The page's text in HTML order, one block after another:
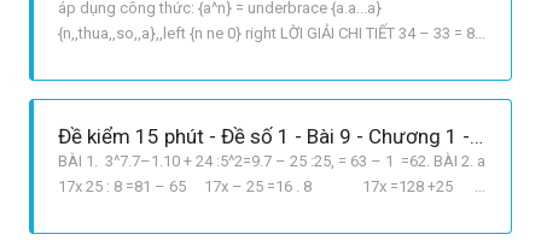
áp dụng công thức: {a^n} = underbrace {a.a...a}
{n,,thua,,so,,a},,left {n ne 0} right LỜI GIẢI CHI TIẾT 34 – 33 = 81
Đề kiểm 15 phút - Đề số 1 - Bài 9 - Chương 1 - Đại số 6
BÀI 1. 3^7.7–1.10 + 24 :5^2=9.7 – 25 :25, = 63 – 1 =62. BÀI 2. a
17x 25 : 8 =81 – 65 17x – 25 =16 . 8 17x =128 +25